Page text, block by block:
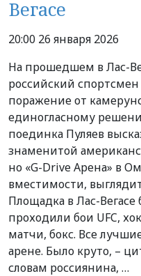
Вегасе
20:00 26 января 2026
На прошедшем в Лас-
российский
поражение от
единогласному
поединка Пуляев
знаменитой
но «G-Drive Арена» в
вместимости,
Площадка в Лас-Вегасе
проходили бои UFC,
матчи, бокс. Все
арене. Было круто, –
словам россиянина, …